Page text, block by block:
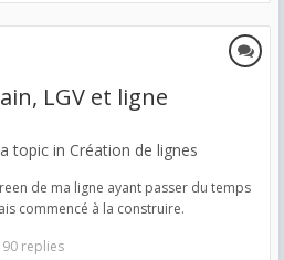
LGV et ligne
topic in Création de lignes
de ma ligne ayant passer du temps
commencé à la construire.
replies